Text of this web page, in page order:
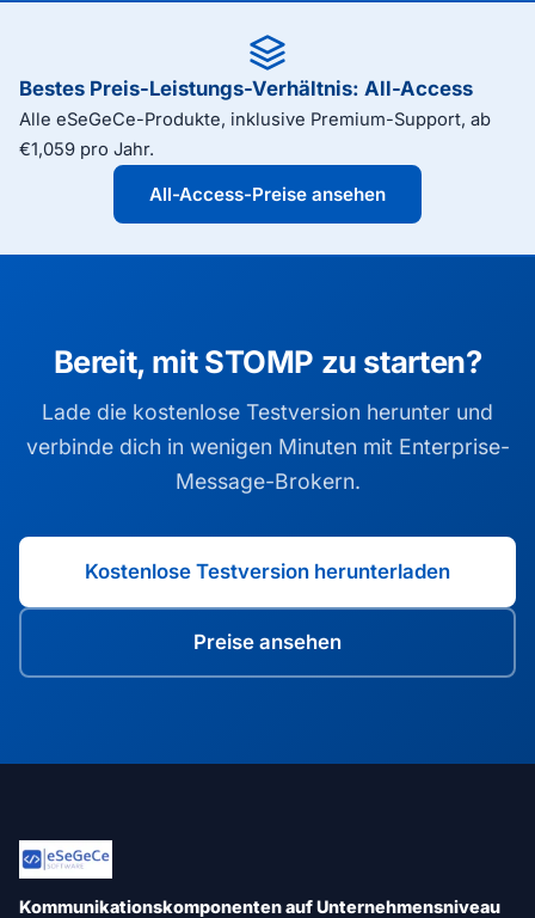
STOMP.HeartBeat.Outgoingund
STOMP.HeartBeat.Incoming
die Verbindung am Leben zu halten und
abgebrochene Sitzungen zu erkennen. STOMP
läuft über den WebSocket-Transport für
browserkompatibles Messaging.
Builder-Versionen, unter Windows, macOS, Linux,
iOS und Android. Lade die kostenlose Testversion
herunter, um den STOMP-Client in deinem eigenen
Projekt zu evaluieren.
Bestes Preis-Leistungs-Verhältnis: All-Access
Alle eSeGeCe-Produkte, inklusive Premium-Support, ab
€1,059 pro Jahr.
All-Access-Preise ansehen
Bereit, mit STOMP zu starten?
Lade die kostenlose Testversion herunter und
verbinde dich in wenigen Minuten mit Enterprise-
Message-Brokern.
Kostenlose Testversion herunterladen
Preise ansehen
Kommunikationskomponenten auf Unternehmensniveau